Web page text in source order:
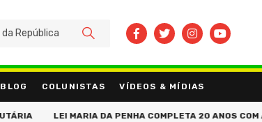
BLOG COLUNISTAS VÍDEOS & MÍDIAS
LEI MARIA DA PENHA COMPLETA 20 ANOS COM
BUSCAR